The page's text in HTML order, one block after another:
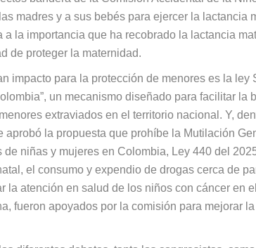
madres y a sus bebés para ejercer la lactancia
a la importancia que ha recobrado la lactancia
de proteger la maternidad.
impacto para la protección de menores es la ley
un mecanismo diseñado para facilitar la
extraviados en el territorio nacional. Y,
aprobó la propuesta que prohíbe la Mutilación
de niñas y mujeres en Colombia, Ley 440 del
el consumo y expendio de drogas cerca de
la atención en salud de los niños con cáncer en
fueron apoyados por la comisión para mejorar